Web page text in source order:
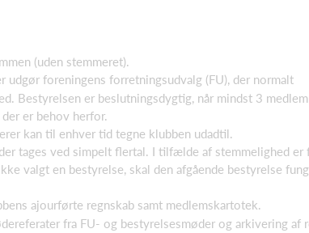
(uden stemmeret).
udgør foreningens forretningsudvalg (FU), der normalt
Bestyrelsen er beslutningsdygtig, når mindst 3
er behov herfor.
kan til enhver tid tegne klubben udadtil.
tages ved simpelt flertal. I tilfælde af stemmelighed
valgt en bestyrelse, skal den afgående bestyrelse
ajourførte regnskab samt medlemskartotek.
fra FU- og bestyrelsesmøder og arkivering af